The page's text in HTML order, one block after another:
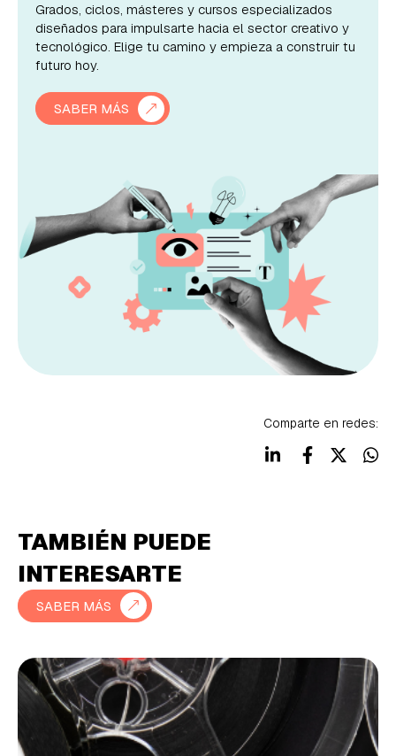
Grados, ciclos, másteres y cursos especializados
diseñados para impulsarte hacia el sector creativo y
tecnológico. Elige tu camino y empieza a construir tu
futuro hoy.
SABER MÁS
Comparte en redes:
TAMBIÉN PUEDE
INTERESARTE
SABER MÁS